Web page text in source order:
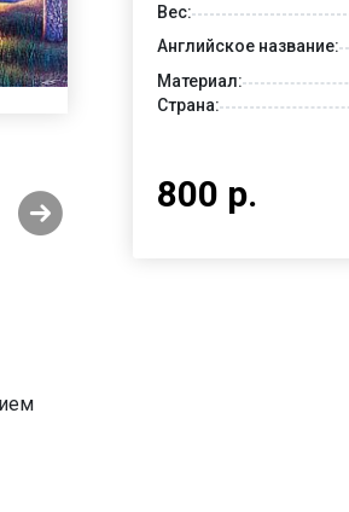
Вес:
Английское название:
Материал:
Страна:
800 р.